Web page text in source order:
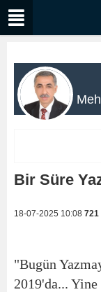
Bir Süre
18-07-2025 10:08 721
"Bugün
2019'da... Yine